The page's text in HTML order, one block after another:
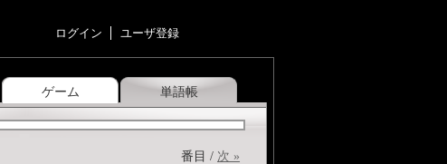
ログイン ユーザ登録
ゲーム 単語帳
番目 / 次 »